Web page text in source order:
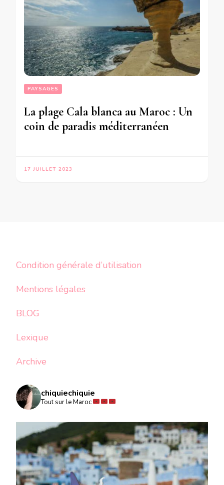
PAYSAGES
La plage Cala blanca au Maroc : Un
coin de paradis méditerranéen
17 JUILLET 2023
Condition générale d’utilisation
Mentions légales
BLOG
Lexique
Archive
chiquiechiquie
Tout sur le Maroc